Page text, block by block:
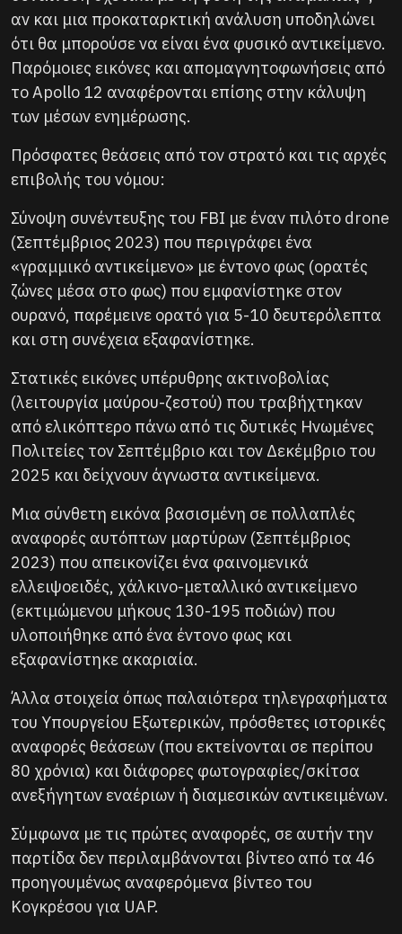
αν και μια προκαταρκτική ανάλυση υποδηλώνει
ότι θα μπορούσε να είναι ένα φυσικό αντικείμενο.
Παρόμοιες εικόνες και απομαγνητοφωνήσεις από
το Apollo 12 αναφέρονται επίσης στην κάλυψη
των μέσων ενημέρωσης.
Πρόσφατες θεάσεις από τον στρατό και τις αρχές
επιβολής του νόμου:
Σύνοψη συνέντευξης του FBI με έναν πιλότο drone
(Σεπτέμβριος 2023) που περιγράφει ένα
«γραμμικό αντικείμενο» με έντονο φως (ορατές
ζώνες μέσα στο φως) που εμφανίστηκε στον
ουρανό, παρέμεινε ορατό για 5-10 δευτερόλεπτα
και στη συνέχεια εξαφανίστηκε.
Στατικές εικόνες υπέρυθρης ακτινοβολίας
(λειτουργία μαύρου-ζεστού) που τραβήχτηκαν
από ελικόπτερο πάνω από τις δυτικές Ηνωμένες
Πολιτείες τον Σεπτέμβριο και τον Δεκέμβριο του
2025 και δείχνουν άγνωστα αντικείμενα.
Μια σύνθετη εικόνα βασισμένη σε πολλαπλές
αναφορές αυτόπτων μαρτύρων (Σεπτέμβριος
2023) που απεικονίζει ένα φαινομενικά
ελλειψοειδές, χάλκινο-μεταλλικό αντικείμενο
(εκτιμώμενου μήκους 130-195 ποδιών) που
υλοποιήθηκε από ένα έντονο φως και
εξαφανίστηκε ακαριαία.
Άλλα στοιχεία όπως παλαιότερα τηλεγραφήματα
του Υπουργείου Εξωτερικών, πρόσθετες ιστορικές
αναφορές θεάσεων (που εκτείνονται σε περίπου
80 χρόνια) και διάφορες φωτογραφίες/σκίτσα
ανεξήγητων εναέριων ή διαμεσικών αντικειμένων.
Σύμφωνα με τις πρώτες αναφορές, σε αυτήν την
παρτίδα δεν περιλαμβάνονται βίντεο από τα 46
προηγουμένως αναφερόμενα βίντεο του
Κογκρέσου για UAP.